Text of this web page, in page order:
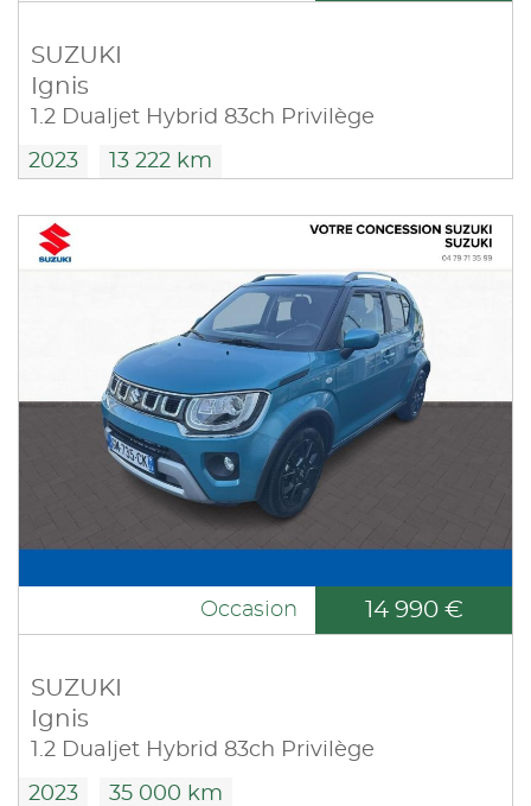
SUZUKI
Ignis
1.2 Dualjet Hybrid 83ch Privilège
2023 13 222 km
Occasion 14 990 €
SUZUKI
Ignis
1.2 Dualjet Hybrid 83ch Privilège
2023 35 000 km